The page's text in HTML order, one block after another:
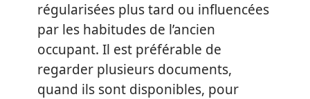
régularisées plus tard ou influencées
par les habitudes de l’ancien
occupant. Il est préférable de
regarder plusieurs documents,
quand ils sont disponibles, pour